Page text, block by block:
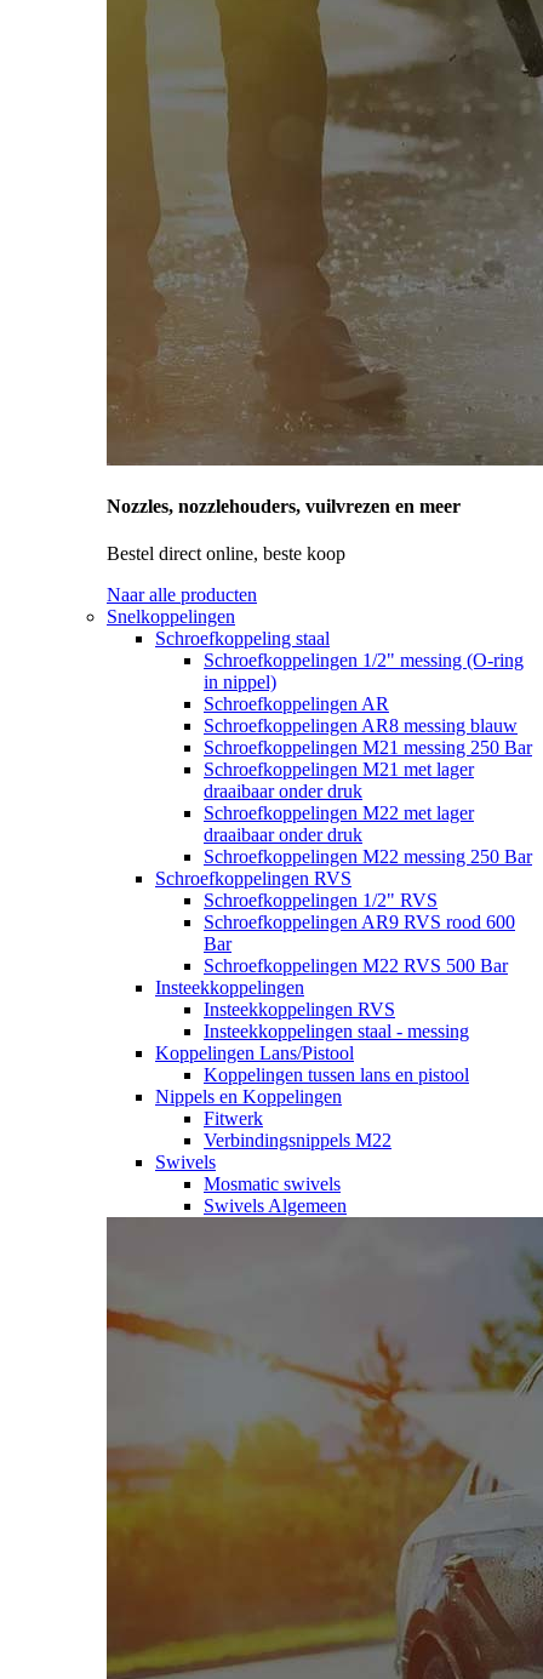
Nozzles, nozzlehouders, vuilvrezen en meer
Bestel direct online, beste koop
Naar alle producten
Snelkoppelingen
Schroefkoppeling staal
Schroefkoppelingen 1/2" messing (O-ring
in nippel)
Schroefkoppelingen AR
Schroefkoppelingen AR8 messing blauw
Schroefkoppelingen M21 messing 250 Bar
Schroefkoppelingen M21 met lager
draaibaar onder druk
Schroefkoppelingen M22 met lager
draaibaar onder druk
Schroefkoppelingen M22 messing 250 Bar
Schroefkoppelingen RVS
Schroefkoppelingen 1/2" RVS
Schroefkoppelingen AR9 RVS rood 600
Bar
Schroefkoppelingen M22 RVS 500 Bar
Insteekkoppelingen
Insteekkoppelingen RVS
Insteekkoppelingen staal - messing
Koppelingen Lans/Pistool
Koppelingen tussen lans en pistool
Nippels en Koppelingen
Fitwerk
Verbindingsnippels M22
Swivels
Mosmatic swivels
Swivels Algemeen